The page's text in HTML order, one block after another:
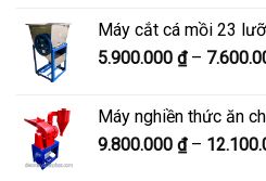
Máy cắt cá mồi 23
5.900.000 ₫ –
Máy nghiền thức ăn
9.800.000 ₫ –